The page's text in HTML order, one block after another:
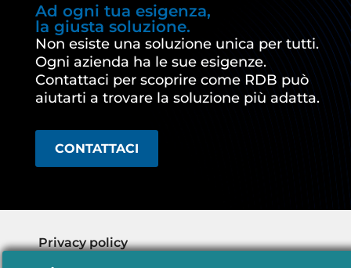
Ad ogni tua esigenza,
la giusta soluzione.
Non esiste una soluzione unica per tutti.
Ogni azienda ha le sue esigenze.
Contattaci per scoprire come RDB può
aiutarti a trovare la soluzione più adatta.
CONTATTACI
Privacy policy